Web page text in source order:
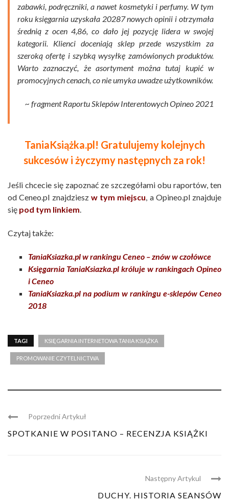
zabawki, podręczniki, a nawet kosmetyki i perfumy. W tym
roku księgarnia uzyskała 20287 nowych opinii i otrzymała
średnią z ocen 4,86, co dało jej pozycję lidera w swojej
kategorii. Klienci doceniają sklep przede wszystkim za
szeroką ofertę i szybką wysyłkę zamówionych produktów.
Warto zaznaczyć, że asortyment można tutaj kupić w
promocyjnych cenach, co nie umyka uwadze użytkowników.
~ fragment Raportu Sklepów Interentowych Opineo 2021
TaniaKsiążka.pl! Gratulujemy kolejnych
sukcesów i życzymy następnych za rok!
Jeśli chcecie się zapoznać ze szczegółami obu raportów, ten
od Ceneo.pl znajdziesz w tym miejscu, a Opineo.pl znajduje
się pod tym linkiem.
Czytaj także:
TaniaKsiazka.pl w rankingu Ceneo – znów w czołówce
Księgarnia TaniaKsiazka.pl króluje w rankingach Opineo
i Ceneo
TaniaKsiazka.pl na podium w rankingu e-sklepów Ceneo
2018
TAGI KSIĘGARNIA INTERNETOWA TANIA KSIĄŻKA
PROMOWANIE CZYTELNICTWA
Poprzedni Artykuł
SPOTKANIE W POSITANO – RECENZJA KSIĄŻKI
Następny Artykul
DUCHY. HISTORIA SEANSÓW